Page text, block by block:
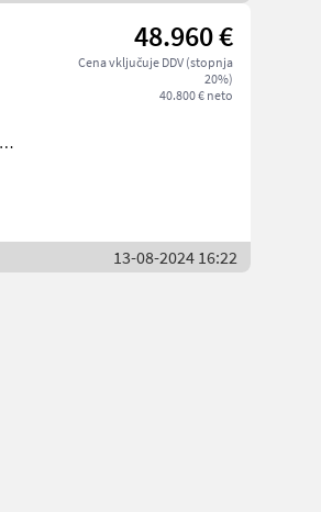
48.960 €
Cena vključuje DDV (stopnja
20%)
40.800 € neto
13-08-2024 16:22